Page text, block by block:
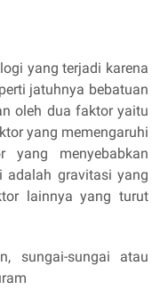
yang terjadi karena
jatuhnya bebatuan
oleh dua faktor yaitu
yang memengaruhi
yang menyebabkan
adalah gravitasi yang
lainnya yang turut
sungai-sungai atau